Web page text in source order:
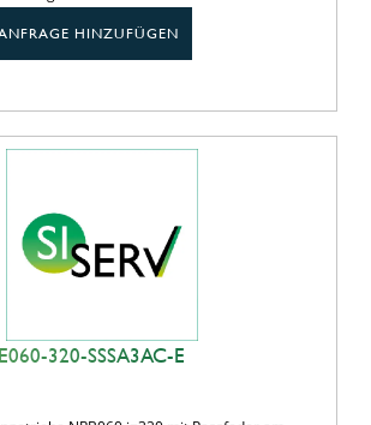
HINZUFÜGEN
320-SSSA3AC-E